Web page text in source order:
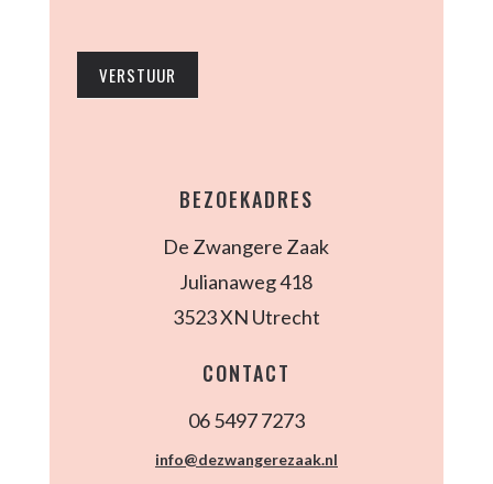
VERSTUUR
BEZOEKADRES
De Zwangere Zaak
Julianaweg 418
3523 XN Utrecht
CONTACT
06 5497 7273
info@dezwangerezaak.nl